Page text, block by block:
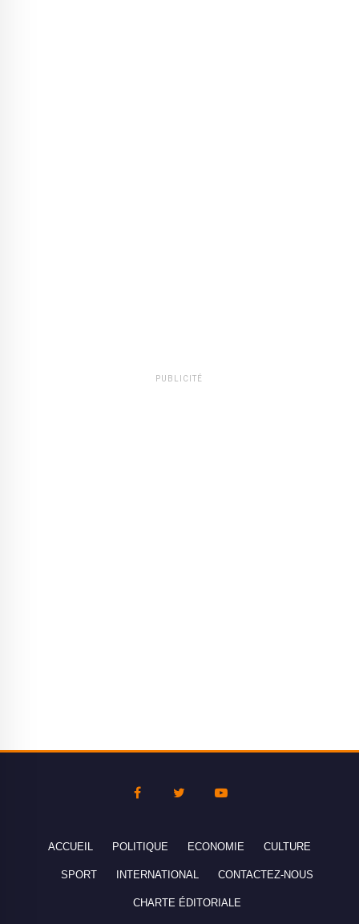
PUBLICITÉ
ACCUEIL POLITIQUE ECONOMIE CULTURE
SPORT INTERNATIONAL CONTACTEZ-NOUS
CHARTE ÉDITORIALE